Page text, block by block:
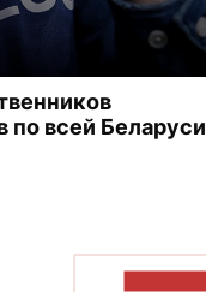
по всей Беларуси